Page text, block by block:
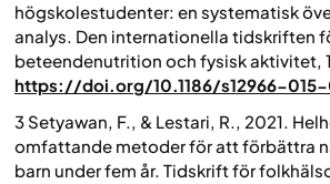
högskolestudenter: en systematisk
analys. Den internationella tidskriften
beteendenutrition och fysisk aktivitet,
https://doi.org/10.1186/s12966-
3 Setyawan, F., & Lestari, R., 2021.
omfattande metoder för att förbättra
barn under fem år. Tidskrift för